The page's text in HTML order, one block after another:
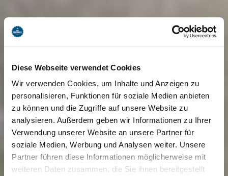
Diese Webseite verwendet Cookies
Wir verwenden Cookies, um Inhalte und Anzeigen zu
personalisieren, Funktionen für soziale Medien anbieten
zu können und die Zugriffe auf unsere Website zu
analysieren. Außerdem geben wir Informationen zu Ihrer
Verwendung unserer Website an unsere Partner für
soziale Medien, Werbung und Analysen weiter. Unsere
Partner führen diese Informationen möglicherweise mit
weiteren Daten zusammen, die Sie ihnen bereitgestellt